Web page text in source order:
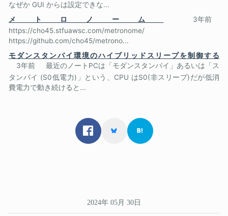
なぜか GUI からは設定できな...
メトロノーム
3年前
https://cho45.stfuawsc.com/metronome/
https://github.com/cho45/metrono...
モダンスタンバイ環境のハイブリッドスリープを制御する
3年前
最近のノートPCは「モダンスタンバイ」あるいは「ス
タンバイ (S0低電力)」という、CPU はS0(非スリープ)だが低消
費電力で動き続けると...
2024年 05月 30日